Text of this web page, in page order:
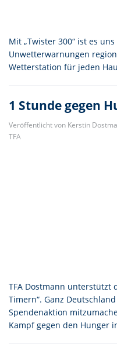
Mit „Twister 300“ ist es
Unwetterwarnungen
Wetterstation für jeden
1 Stunde gegen
Veröffentlicht von Kerstin
TFA
TFA Dostmann unterstützt
Timern“. Ganz
Spendenaktion
Kampf gegen den Hunger